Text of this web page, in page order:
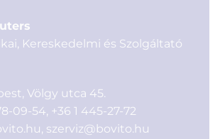
Kereskedelmi és Szolgáltató
Völgy utca 45.
09-54, +36 1 445-27-72
, szerviz@bovito.hu